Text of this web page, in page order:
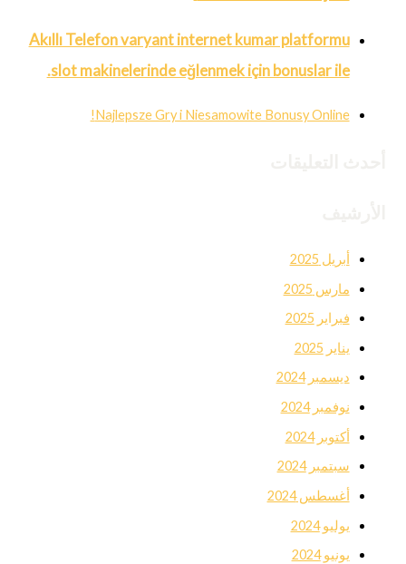
Akıllı Telefon varyant internet kumar platformu
slot makinelerinde eğlenmek için bonuslar ile.
Najlepsze Gry i Niesamowite Bonusy Online!
أبريل 2025
مارس 2025
فبراير 2025
يناير 2025
ديسمبر 2024
نوفمبر 2024
أكتوبر 2024
سبتمبر 2024
أغسطس 2024
يوليو 2024
يونيو 2024